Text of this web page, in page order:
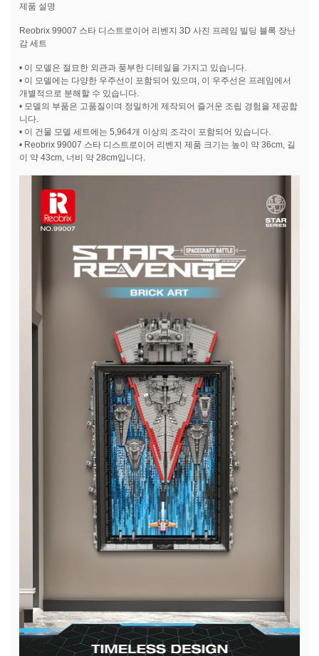
제품 설명
Reobrix 99007 스타 디스트로이어 리벤지 3D 사진 프레임 빌딩 블록 장난
감 세트
• 이 모델은 절묘한 외관과 풍부한 디테일을 가지고 있습니다.
• 이 모델에는 다양한 우주선이 포함되어 있으며, 이 우주선은 프레임에서
개별적으로 분해할 수 있습니다.
• 모델의 부품은 고품질이며 정밀하게 제작되어 즐거운 조립 경험을 제공합
니다.
• 이 건물 모델 세트에는 5,964개 이상의 조각이 포함되어 있습니다.
• Reobrix 99007 스타 디스트로이어 리벤지 제품 크기는 높이 약 36cm, 길
이 약 43cm, 너비 약 28cm입니다.